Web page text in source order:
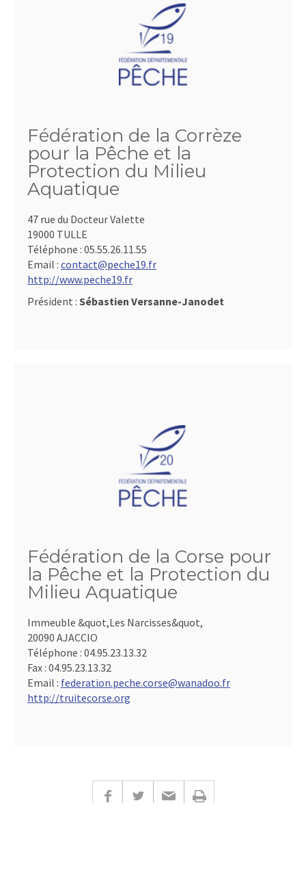
Fédération de la Corrèze
pour la Pêche et la
Protection du Milieu
Aquatique
47 rue du Docteur Valette
19000 TULLE
Téléphone : 05.55.26.11.55
Email : contact@peche19.fr
http://www.peche19.fr
Président : Sébastien Versanne-Janodet
Fédération de la Corse pour
la Pêche et la Protection du
Milieu Aquatique
Immeuble &quot,Les Narcisses&quot,
20090 AJACCIO
Téléphone : 04.95.23.13.32
Fax : 04.95.23.13.32
Email : federation.peche.corse@wanadoo.fr
http://truitecorse.org